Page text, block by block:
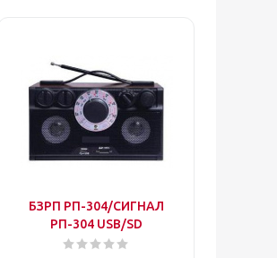
БЗРП РП-304/СИГНАЛ
РП-304 USB/SD